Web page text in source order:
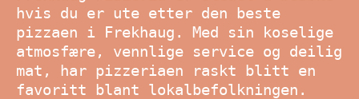
hvis du er ute etter den beste
pizzaen i Frekhaug. Med sin koselige
atmosfære, vennlige service og deilig
mat, har pizzeriaen raskt blitt en
favoritt blant lokalbefolkningen.